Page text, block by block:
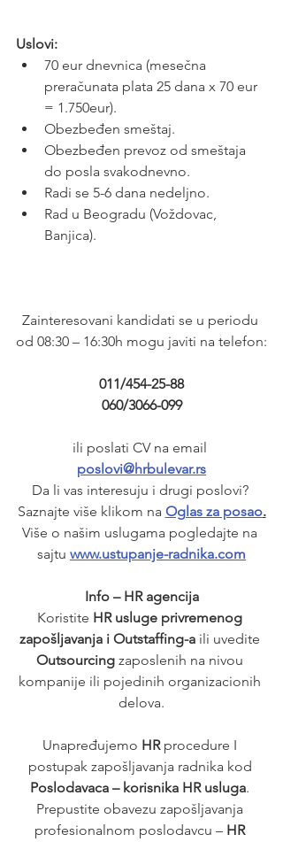
Uslovi:
70 eur dnevnica (mesečna
preračunata plata 25 dana x 70 eur
= 1.750eur).
Obezbeđen smeštaj.
Obezbeđen prevoz od smeštaja
do posla svakodnevno.
Radi se 5-6 dana nedeljno.
Rad u Beogradu (Voždovac,
Banjica).
Zainteresovani kandidati se u periodu
od 08:30 – 16:30h mogu javiti na telefon:
011/454-25-88
060/3066-099
ili poslati CV na email
poslovi@hrbulevar.rs
Da li vas interesuju i drugi poslovi?
Saznajte više klikom na Oglas za posao.
Više o našim uslugama pogledajte na
sajtu www.ustupanje-radnika.com
Info – HR agencija
Koristite HR usluge privremenog
zapošljavanja i Outstaffing-a ili uvedite
Outsourcing zaposlenih na nivou
kompanije ili pojedinih organizacionih
delova.
Unapređujemo HR procedure I
postupak zapošljavanja radnika kod
Poslodavaca – korisnika HR usluga.
Prepustite obavezu zapošljavanja
profesionalnom poslodavcu – HR